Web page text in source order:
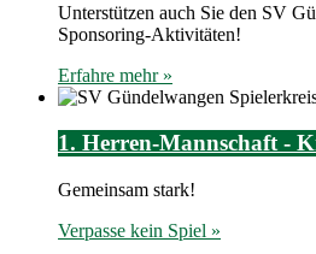
Unterstützen auch Sie den SV
Sponsoring-Aktivitäten!
Erfahre mehr »
1. Herren-Mannschaft -
Gemeinsam stark!
Verpasse kein Spiel »